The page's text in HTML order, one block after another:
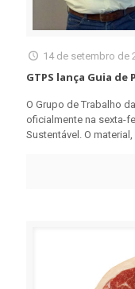
14 de setembro de
GTPS lança Guia
O Grupo de Trabalho
oficialmente na sexta-
Sustentável. O